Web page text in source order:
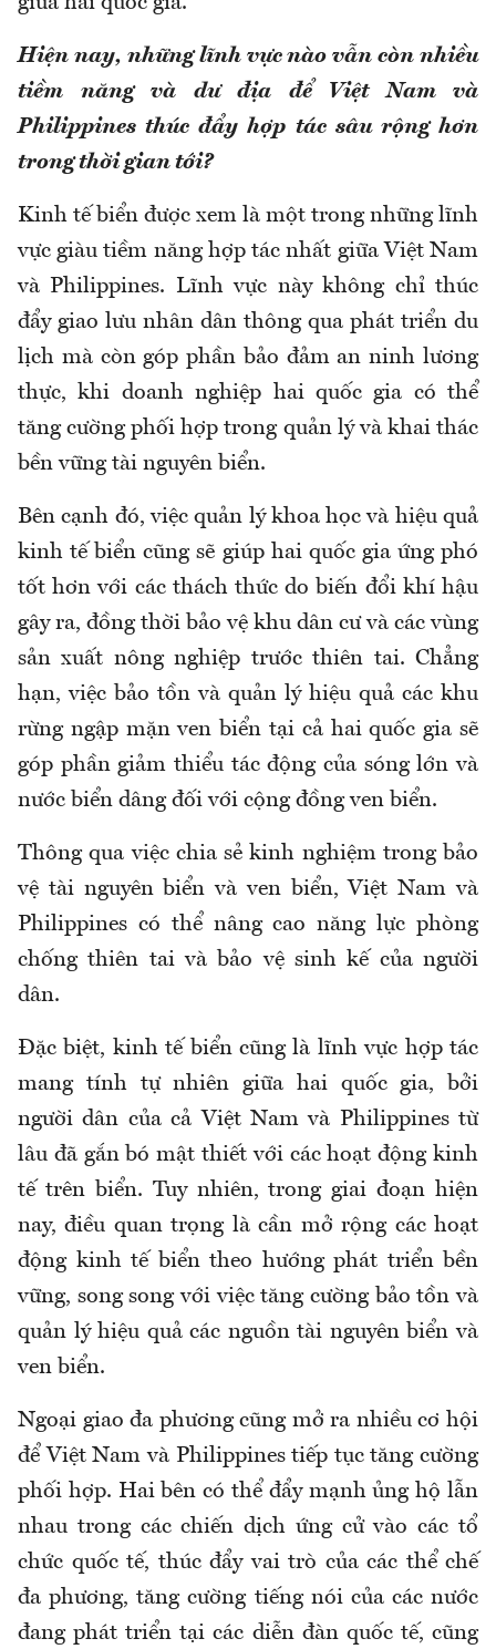
Hiện nay, những lĩnh vực nào vẫn còn nhiều
tiềm năng và dư địa để Việt Nam và
Philippines thúc đẩy hợp tác sâu rộng hơn
trong thời gian tới?
Kinh tế biển được xem là một trong những lĩnh
vực giàu tiềm năng hợp tác nhất giữa Việt Nam
và Philippines. Lĩnh vực này không chỉ thúc
đẩy giao lưu nhân dân thông qua phát triển du
lịch mà còn góp phần bảo đảm an ninh lương
thực, khi doanh nghiệp hai quốc gia có thể
tăng cường phối hợp trong quản lý và khai thác
bền vững tài nguyên biển.
Bên cạnh đó, việc quản lý khoa học và hiệu quả
kinh tế biển cũng sẽ giúp hai quốc gia ứng phó
tốt hơn với các thách thức do biến đổi khí hậu
gây ra, đồng thời bảo vệ khu dân cư và các vùng
sản xuất nông nghiệp trước thiên tai. Chẳng
hạn, việc bảo tồn và quản lý hiệu quả các khu
rừng ngập mặn ven biển tại cả hai quốc gia sẽ
góp phần giảm thiểu tác động của sóng lớn và
nước biển dâng đối với cộng đồng ven biển.
Thông qua việc chia sẻ kinh nghiệm trong bảo
vệ tài nguyên biển và ven biển, Việt Nam và
Philippines có thể nâng cao năng lực phòng
chống thiên tai và bảo vệ sinh kế của người
dân.
Đặc biệt, kinh tế biển cũng là lĩnh vực hợp tác
mang tính tự nhiên giữa hai quốc gia, bởi
người dân của cả Việt Nam và Philippines từ
lâu đã gắn bó mật thiết với các hoạt động kinh
tế trên biển. Tuy nhiên, trong giai đoạn hiện
nay, điều quan trọng là cần mở rộng các hoạt
động kinh tế biển theo hướng phát triển bền
vững, song song với việc tăng cường bảo tồn và
quản lý hiệu quả các nguồn tài nguyên biển và
ven biển.
Ngoại giao đa phương cũng mở ra nhiều cơ hội
để Việt Nam và Philippines tiếp tục tăng cường
phối hợp. Hai bên có thể đẩy mạnh ủng hộ lẫn
nhau trong các chiến dịch ứng cử vào các tổ
chức quốc tế, thúc đẩy vai trò của các thể chế
đa phương, tăng cường tiếng nói của các nước
đang phát triển tại các diễn đàn quốc tế, cũng